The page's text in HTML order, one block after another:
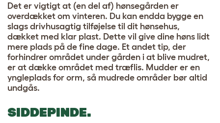
Det er vigtigt at (en del af) hønsegården er
overdækket om vinteren. Du kan endda bygge en
slags drivhusagtig tilføjelse til dit hønsehus,
dækket med klar plast. Dette vil give dine høns lidt
mere plads på de fine dage. Et andet tip, der
forhindrer området under gården i at blive mudret,
er at dække området med træflis. Mudder er en
yngleplads for orm, så mudrede områder bør altid
undgås.
SIDDEPINDE.